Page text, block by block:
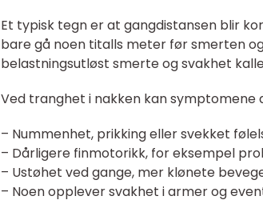
Et typisk tegn er at gangdistansen blir
bare gå noen titalls meter før smerten
belastningsutløst smerte og svakhet
Ved tranghet i nakken kan symptomene
– Nummenhet, prikking eller svekket
– Dårligere finmotorikk, for eksempel
– Ustøhet ved gange, mer klønete
– Noen opplever svakhet i armer og